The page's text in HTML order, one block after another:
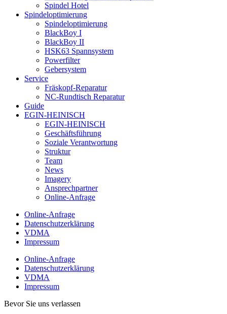
Spindel Hotel
Spindeloptimierung
Spindeloptimierung
BlackBoy I
BlackBoy II
HSK63 Spannsystem
Powerfilter
Gebersystem
Service
Fräskopf-Reparatur
NC-Rundtisch Reparatur
Guide
EGIN-HEINISCH
EGIN-HEINISCH
Geschäftsführung
Soziale Verantwortung
Struktur
Team
News
Imagery
Ansprechpartner
Online-Anfrage
Online-Anfrage
Datenschutzerklärung
VDMA
Impressum
Online-Anfrage
Datenschutzerklärung
VDMA
Impressum
Bevor Sie uns verlassen